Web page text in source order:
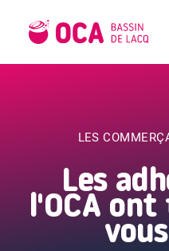
LES
Les
l'OCA